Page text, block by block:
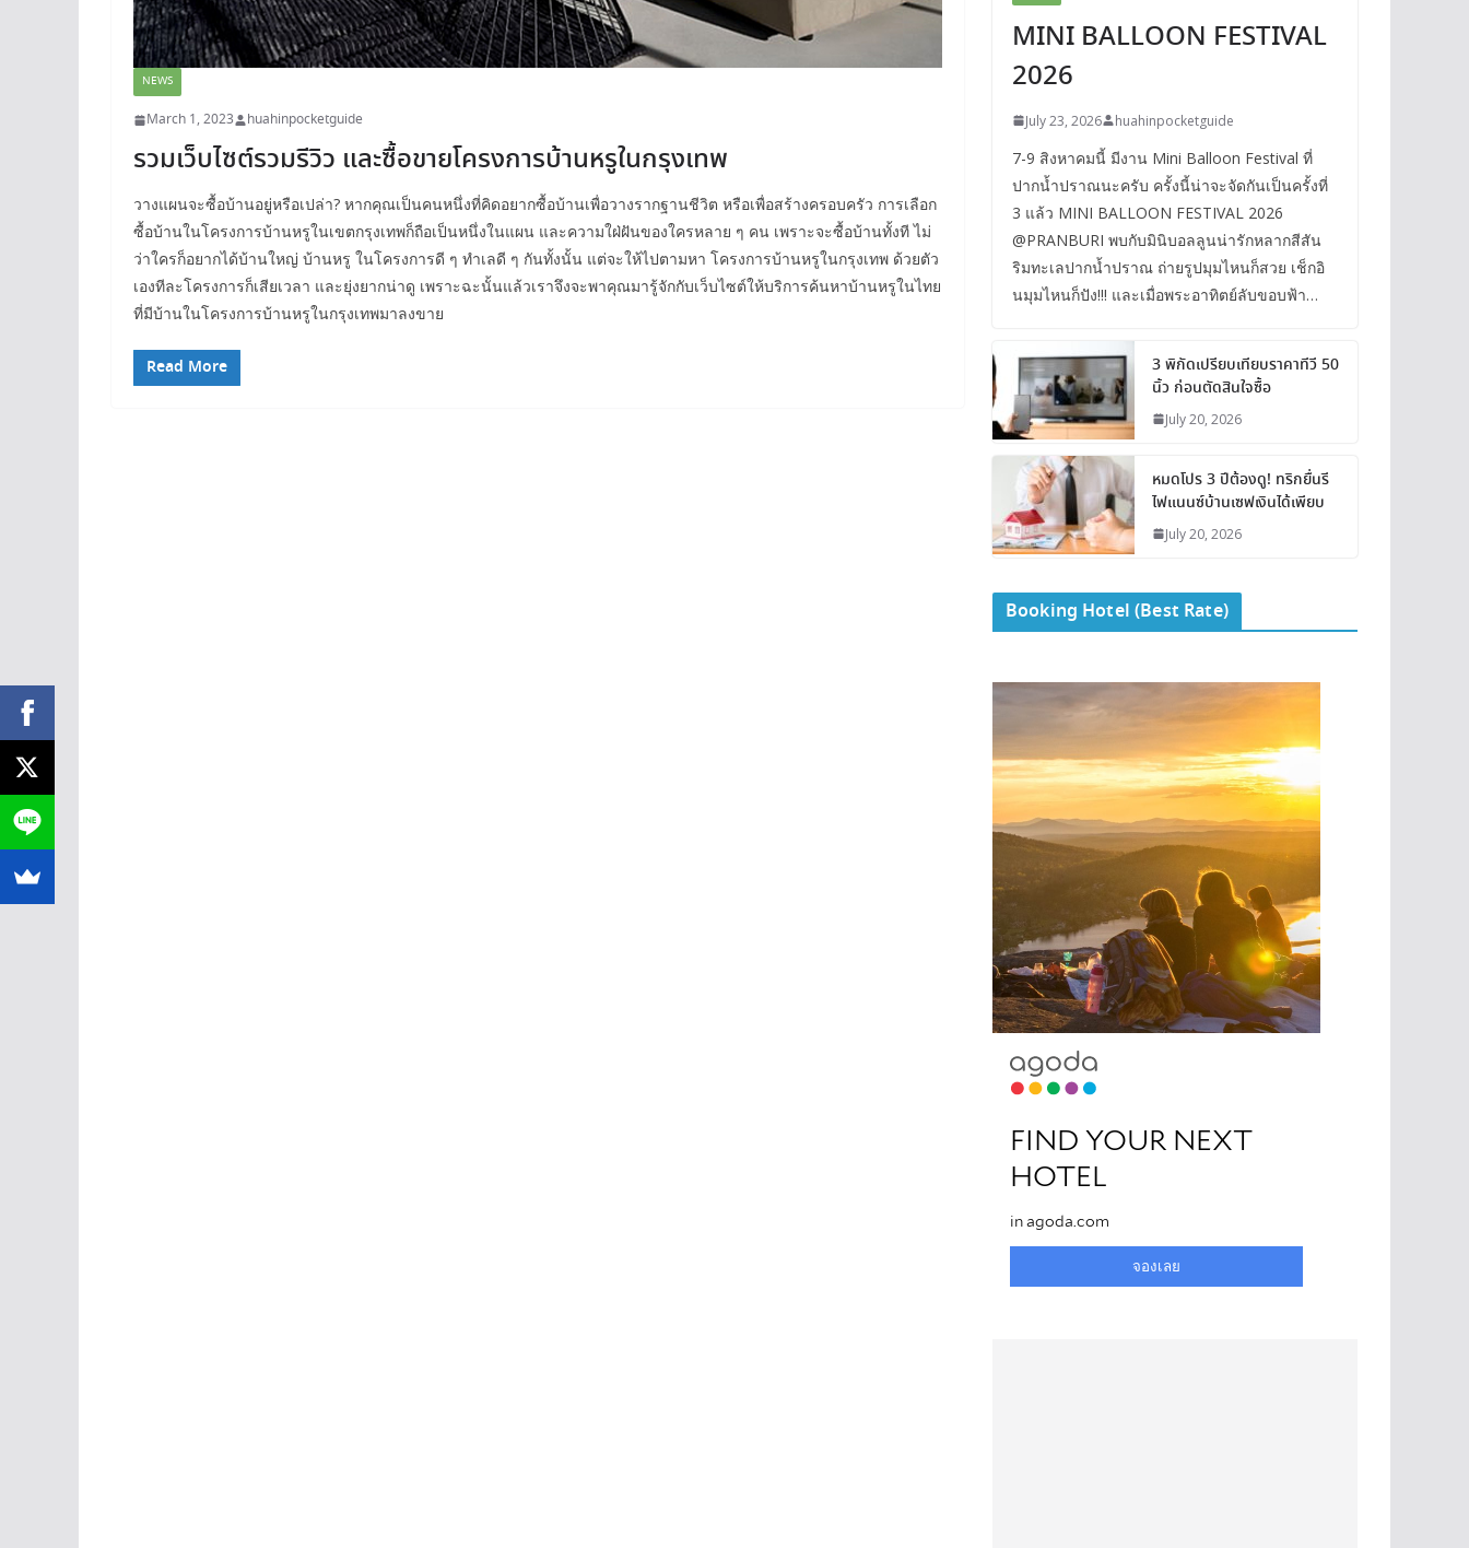
NEWS
March 1, 2023 huahinpocketguide
รวมเว็บไซต์รวมรีวิว และซื้อขายโครงการบ้านหรูในกรุงเทพ
วางแผนจะซื้อบ้านอยู่หรือเปล่า? หากคุณเป็นคนหนึ่งที่คิดอยากซื้อบ้านเพื่อวางรากฐานชีวิต หรือเพื่อสร้างครอบครัว การเลือก
ซื้อบ้านในโครงการบ้านหรูในเขตกรุงเทพก็ถือเป็นหนึ่งในแผน และความใฝ่ฝันของใครหลาย ๆ คน เพราะจะซื้อบ้านทั้งที ไม่
ว่าใครก็อยากได้บ้านใหญ่ บ้านหรู ในโครงการดี ๆ ทำเลดี ๆ กันทั้งนั้น แต่จะให้ไปตามหา โครงการบ้านหรูในกรุงเทพ ด้วยตัว
เองทีละโครงการก็เสียเวลา และยุ่งยากน่าดู เพราะฉะนั้นแล้วเราจึงจะพาคุณมารู้จักกับเว็บไซต์ให้บริการค้นหาบ้านหรูในไทย
ที่มีบ้านในโครงการบ้านหรูในกรุงเทพมาลงขาย
Read More
MINI BALLOON FESTIVAL
2026
July 23, 2026 huahinpocketguide
7-9 สิงหาคมนี้ มีงาน Mini Balloon Festival ที่
ปากน้ำปราณนะครับ ครั้งนี้น่าจะจัดกันเป็นครั้งที่
3 แล้ว MINI BALLOON FESTIVAL 2026
@PRANBURI พบกับมินิบอลลูนน่ารักหลากสีสัน
ริมทะเลปากน้ำปราณ ถ่ายรูปมุมไหนก็สวย เช็กอิ
นมุมไหนก็ปัง!!! และเมื่อพระอาทิตย์ลับขอบฟ้า…
3 พิกัดเปรียบเทียบราคาทีวี 50
นิ้ว ก่อนตัดสินใจซื้อ
July 20, 2026
หมดโปร 3 ปีต้องดู! ทริกยื่นรี
ไฟแนนซ์บ้านเซฟเงินได้เพียบ
July 20, 2026
Booking Hotel (Best Rate)